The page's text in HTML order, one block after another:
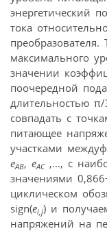
энергетический
тока
максимального
значении
поочередной
длительностью
совпадать с
питающее
участками
eAB, eAC,…, с
значениями
циклическом
sign(ei,j) и
напряжений на